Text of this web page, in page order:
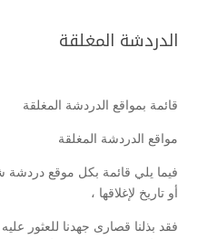
الدردشة المغلقة
قائمة بمواقع الدردشة المغلقة
مواقع الدردشة المغلقة
فيما يلي قائمة بكل موقع دردشة
أو تاريخ لإغلاقها ،
فقد بذلنا قصارى جهدنا للعثور